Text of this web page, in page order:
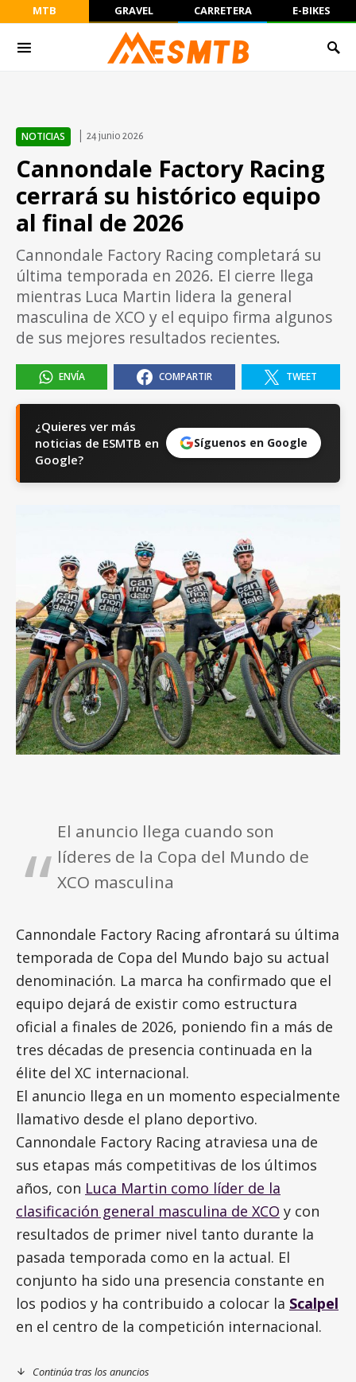
MTB GRAVEL CARRETERA E-BIKES
NOTICIAS 24 junio 2026
Cannondale Factory Racing
cerrará su histórico equipo
al final de 2026
Cannondale Factory Racing completará su
última temporada en 2026. El cierre llega
mientras Luca Martin lidera la general
masculina de XCO y el equipo firma algunos
de sus mejores resultados recientes.
ENVÍA COMPARTIR TWEET
¿Quieres ver más
noticias de ESMTB en
Google?
Síguenos en Google
El anuncio llega cuando son
líderes de la Copa del Mundo de
XCO masculina
Cannondale Factory Racing afrontará su última
temporada de Copa del Mundo bajo su actual
denominación. La marca ha confirmado que el
equipo dejará de existir como estructura
oficial a finales de 2026, poniendo fin a más de
tres décadas de presencia continuada en la
élite del XC internacional.
El anuncio llega en un momento especialmente
llamativo desde el plano deportivo.
Cannondale Factory Racing atraviesa una de
sus etapas más competitivas de los últimos
años, con Luca Martin como líder de la
clasificación general masculina de XCO y con
resultados de primer nivel tanto durante la
pasada temporada como en la actual. El
conjunto ha sido una presencia constante en
los podios y ha contribuido a colocar la Scalpel
en el centro de la competición internacional.
Continúa tras los anuncios